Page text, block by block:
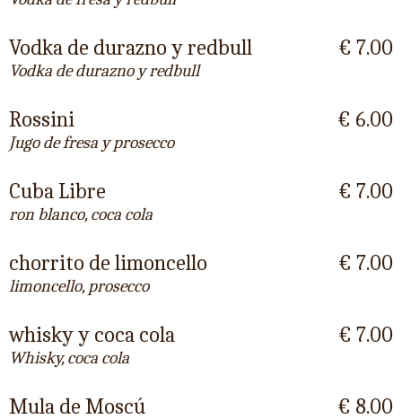
Vodka de durazno y redbull
Vodka de durazno y redbull
€ 7.00
Rossini
Jugo de fresa y prosecco
€ 6.00
Cuba Libre
ron blanco, coca cola
€ 7.00
chorrito de limoncello
limoncello, prosecco
€ 7.00
whisky y coca cola
Whisky, coca cola
€ 7.00
Mula de Moscú € 8.00